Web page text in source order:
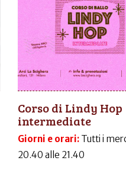
Corso di Lindy Hop
intermediate
Giorni e orari: Tutti i
20.40 alle 21.40